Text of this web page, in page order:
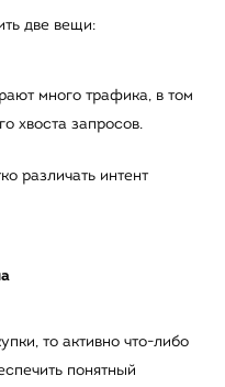
две вещи:
много трафика, в том
хвоста запросов.
различать интент
то активно что-либо
понятный